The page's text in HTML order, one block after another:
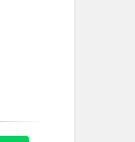
AJÁNDÉK
- MODERN